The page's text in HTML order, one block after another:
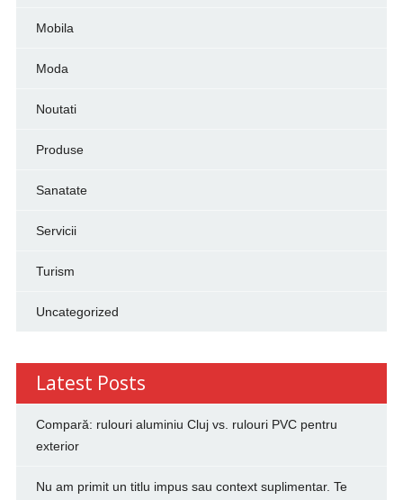
Mobila
Moda
Noutati
Produse
Sanatate
Servicii
Turism
Uncategorized
Latest Posts
Compară: rulouri aluminiu Cluj vs. rulouri PVC pentru
exterior
Nu am primit un titlu impus sau context suplimentar. Te